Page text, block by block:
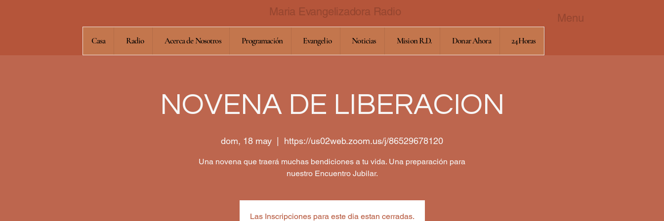
Maria Evangelizadora Radio
Menu
Casa Radio Acerca de Nosotros Programación Evangelio Noticias Mision R.D. Donar Ahora 24Horas
NOVENA DE LIBERACION
dom, 18 may https://us02web.zoom.us/j/86529678120
Una novena que traerá muchas bendiciones a tu vida. Una preparación para
nuestro Encuentro Jubilar.
Las Inscripciones para este dia estan cerradas.